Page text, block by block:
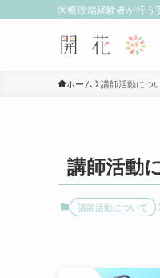
医療現場経験者が行う
ホーム 講師活動につ
講師活動
講師活動について